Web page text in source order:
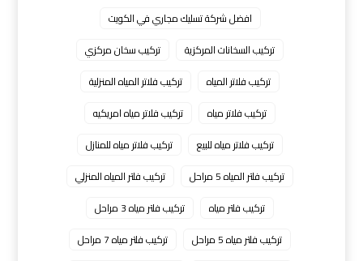
افضل شركة تسليك مجاري في الكويت
تركيب السخانات المركزية
تركيب سخان مركزي
تركيب فلاتر المياه
تركيب فلاتر المياه المنزلية
تركيب فلاتر مياه
تركيب فلاتر مياه امريكيه
تركيب فلاتر مياه للبيع
تركيب فلاتر مياه للمنازل
تركيب فلتر المياه 5 مراحل
تركيب فلتر المياه المنزلي
تركيب فلتر مياه
تركيب فلتر مياه 3 مراحل
تركيب فلتر مياه 5 مراحل
تركيب فلتر مياه 7 مراحل